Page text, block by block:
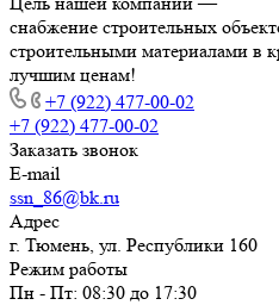
снабжение строительных
строительными материалами в
лучшим ценам!
+7 (922) 477-00-02
+7 (922) 477-00-02
Заказать звонок
E-mail
ssn_86@bk.ru
Адрес
г. Тюмень, ул. Республики 160
Режим работы
Пн - Пт: 08:30 до 17:30